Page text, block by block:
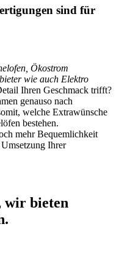
sind für
Ökostrom
wie auch Elektro
Ihren Geschmack trifft?
genauso nach
welche Extrawünsche
bestehen.
mehr Bequemlichkeit
Ihrer
wir bieten